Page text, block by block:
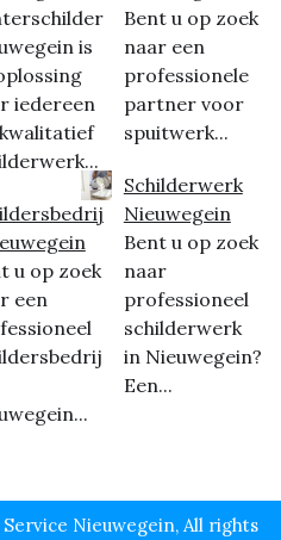
is
iedereen
u op zoek
een
Bent u op zoek
naar een
professionele
partner voor
spuitwerk...
Schilderwerk
Nieuwegein
Bent u op zoek
naar
professioneel
schilderwerk
in Nieuwegein?
Een...
Nieuwegein, All rights